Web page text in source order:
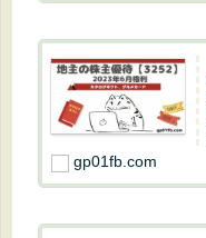
gp01fb.com